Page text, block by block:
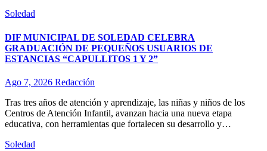
Soledad
DIF MUNICIPAL DE SOLEDAD CELEBRA
GRADUACIÓN DE PEQUEÑOS USUARIOS DE
ESTANCIAS “CAPULLITOS 1 Y 2”
Ago 7, 2026 Redacción
Tras tres años de atención y aprendizaje, las niñas y niños de los
Centros de Atención Infantil, avanzan hacia una nueva etapa
educativa, con herramientas que fortalecen su desarrollo y…
Soledad